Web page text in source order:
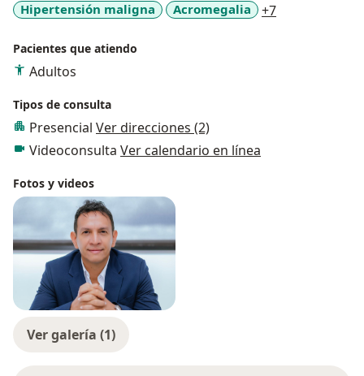
Hipertensión maligna
Acromegalia +7
Pacientes que atiendo
Adultos
Tipos de consulta
Presencial Ver direcciones (2)
Videoconsulta Ver calendario en línea
Fotos y videos
Ver galería (1)